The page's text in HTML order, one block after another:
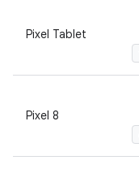
Pixel Tablet
Pixel 8